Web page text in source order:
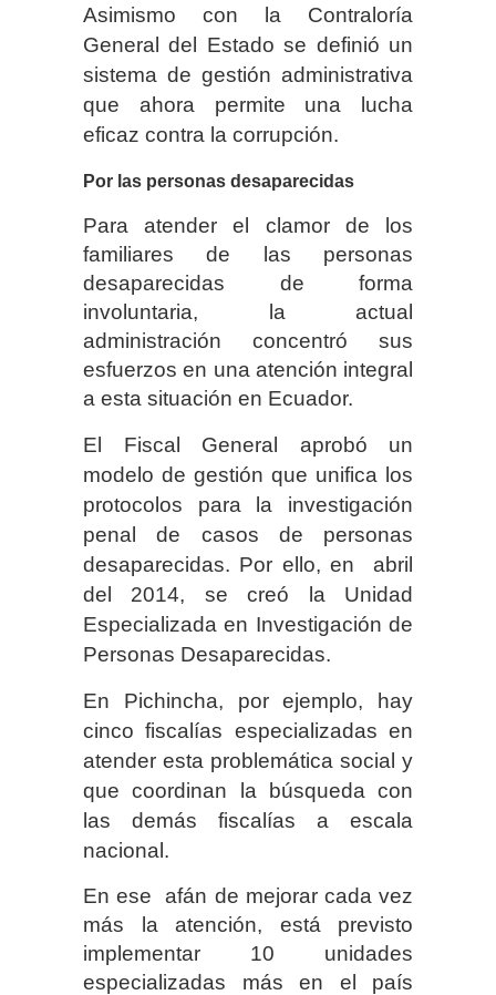
Asimismo con la Contraloría
General del Estado se definió un
sistema de gestión administrativa
que ahora permite una lucha
eficaz contra la corrupción.
Por las personas desaparecidas
Para atender el clamor de los
familiares de las personas
desaparecidas de forma
involuntaria, la actual
administración concentró sus
esfuerzos en una atención integral
a esta situación en Ecuador.
El Fiscal General aprobó un
modelo de gestión que unifica los
protocolos para la investigación
penal de casos de personas
desaparecidas. Por ello, en abril
del 2014, se creó la Unidad
Especializada en Investigación de
Personas Desaparecidas.
En Pichincha, por ejemplo, hay
cinco fiscalías especializadas en
atender esta problemática social y
que coordinan la búsqueda con
las demás fiscalías a escala
nacional.
En ese afán de mejorar cada vez
más la atención, está previsto
implementar 10 unidades
especializadas más en el país